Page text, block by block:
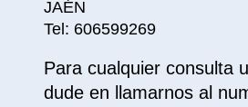
JAÉN
Tel: 606599269
Para cualquier consulta
dude en llamarnos al